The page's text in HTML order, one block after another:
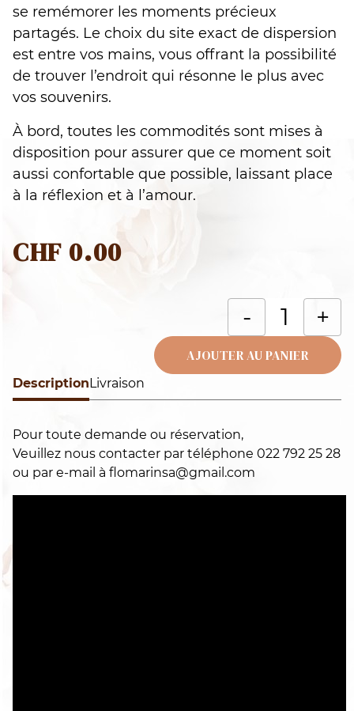
DescriptionLivraison
Pour toute demande ou réservation,
Veuillez nous contacter par téléphone 022 792 25 28
ou par e-mail à flomarinsa@gmail.com
se remémorer les moments précieux
partagés. Le choix du site exact de dispersion
est entre vos mains, vous offrant la possibilité
de trouver l’endroit qui résonne le plus avec
vos souvenirs.
À bord, toutes les commodités sont mises à
disposition pour assurer que ce moment soit
aussi confortable que possible, laissant place
à la réflexion et à l’amour.
CHF 0.00
- +
AJOUTER AU PANIER
Alternative: